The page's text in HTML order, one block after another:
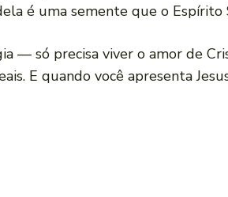
é uma semente que o Espírito
— só precisa viver o amor de
E quando você apresenta